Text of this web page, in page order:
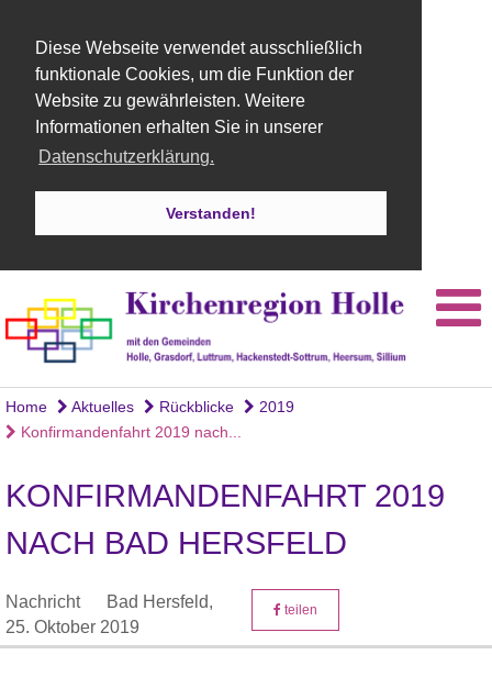
Diese Webseite verwendet ausschließlich
funktionale Cookies, um die Funktion der
Website zu gewährleisten. Weitere
Informationen erhalten Sie in unserer
Datenschutzerklärung.
Verstanden!
Home Aktuelles Rückblicke
2019
Konfirmandenfahrt 2019 nach...
KONFIRMANDENFAHRT 2019
NACH BAD HERSFELD
Nachricht
Bad Hersfeld,
25. Oktober 2019
teilen